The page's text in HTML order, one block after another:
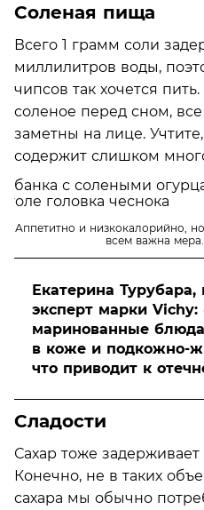
Соленая пища
Всего 1 грамм соли
миллилитров воды,
чипсов так хочется
соленое перед сном,
заметны на лице.
содержит слишком
Аппетитно и низкокалорийно,
всем важна мера.
Екатерина
эксперт марки
маринованные
в коже и подкожно-
что приводит к
Сладости
Сахар тоже
Конечно, не в таких
сахара мы обычно